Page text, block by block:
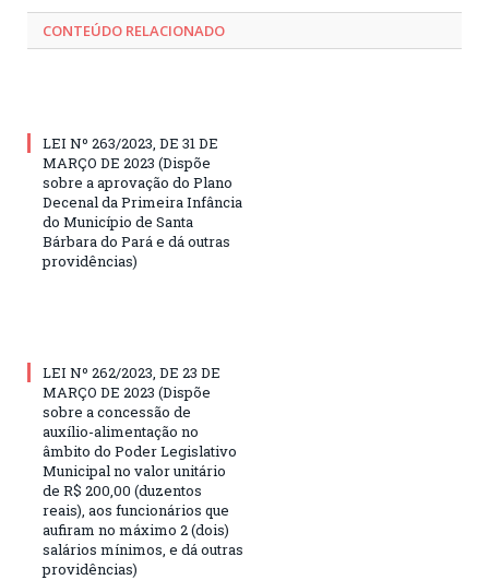
CONTEÚDO RELACIONADO
LEI Nº 263/2023, DE 31 DE
MARÇO DE 2023 (Dispõe
sobre a aprovação do Plano
Decenal da Primeira Infância
do Município de Santa
Bárbara do Pará e dá outras
providências)
LEI Nº 262/2023, DE 23 DE
MARÇO DE 2023 (Dispõe
sobre a concessão de
auxílio-alimentação no
âmbito do Poder Legislativo
Municipal no valor unitário
de R$ 200,00 (duzentos
reais), aos funcionários que
aufiram no máximo 2 (dois)
salários mínimos, e dá outras
providências)